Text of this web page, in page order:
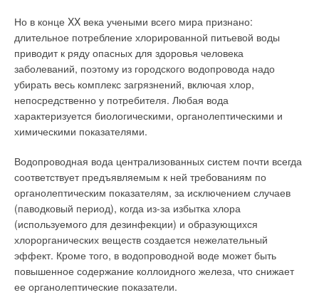
Но в конце XX века учеными всего мира признано:
длительное потребление хлорированной питьевой воды
приводит к ряду опасных для здоровья человека
заболеваний, поэтому из городского водопровода надо
убирать весь комплекс загрязнений, включая хлор,
непосредственно у потребителя. Любая вода
характеризуется биологическими, органолептическими и
химическими показателями.
Водопроводная вода централизованных систем почти всегда
соответствует предъявляемым к ней требованиям по
органолептическим показателям, за исключением случаев
(паводковый период), когда из-за избытка хлора
(используемого для дезинфекции) и образующихся
хлорорганических веществ создается нежелательный
эффект. Кроме того, в водопроводной воде может быть
повышенное содержание коллоидного железа, что снижает
ее органолептические показатели.
температура.
В первую очередь стоит рассматривать крупнотоннажные
производства полимерных труб — из поливинилхлорида
(ПВХ), полиэтилена (ПЭ) высокой и средней плотности (из
ПЭ низкой плотности производится очень незначительное
количество труб) и трубы из полипропилена (ПП). Эти три
группы материалов занимают около 90 % в объеме
Трубы из сшитого ПЭ, полибутена (ПБ), полиамида (ПА) в
силу заданных требований (высокие рабочие температура,
давление, устойчивость к химическим средам) и затратной
технологии синтеза сырья сравнительно дороги.
Эксплуатационные параметры на трубах не пишутся и
указываются в технической (паспортной) документации.
Классификация по назначению
увеличением диаметра приемных труб.
Все это неизбежно ведет к усложнению монтажа,
возрастанию расхода на материалы, необходимости более
сложных технических решений. Наличие воздуха в трубе —
это основное условие стабильной работы самотечных
систем канализации. В воронку самотечной системы
ливнестока всегда есть доступ воздуха и вокруг нее во время
системе пропускная способность воронки является
ограничителем для пропускной способности самой системы
и ограничивает наполнение трубопроводов водой.
Гравитационно-вакуумная (сифонная) система ливнестока
функционирует на основе другого принципа. Конструкция
сифонной кровельной воронки предотвращает поступление
воздуха внутрь системы. При расчетной интенсивности
осадков трубопроводы полностью заполняется водой. В